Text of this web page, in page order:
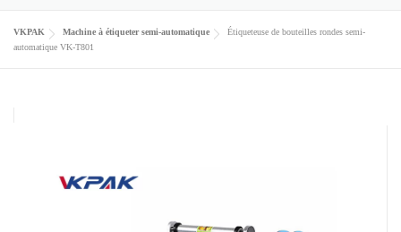
CONTACTEZ-NOUS LANGUE
VKPAK Machine à étiqueter semi-automatique
Étiqueteuse de bouteilles rondes semi-
automatique VK-T801